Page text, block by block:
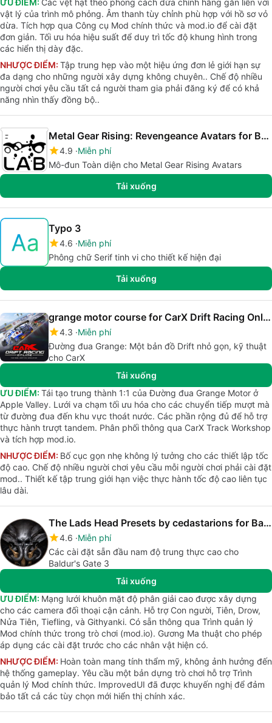
ƯU ĐIỂM: Các vệt hạt theo phong cách dừa chính hãng gắn liền với
vật lý của trình mô phỏng. Âm thanh tùy chỉnh phù hợp với hồ sơ vỏ
dừa. Tích hợp qua Công cụ Mod chính thức và mod.io để cài đặt
đơn giản. Tối ưu hóa hiệu suất để duy trì tốc độ khung hình trong
các hiển thị dày đặc.
NHƯỢC ĐIỂM: Tập trung hẹp vào một hiệu ứng đơn lẻ giới hạn sự
đa dạng cho những người xây dựng không chuyên.. Chế độ nhiều
người chơi yêu cầu tất cả người tham gia phải đăng ký để có khả
năng nhìn thấy đồng bộ..
Metal Gear Rising: Revengeance Avatars for Bonelab
4.9 Miễn phí
Mô-đun Toàn diện cho Metal Gear Rising Avatars
Tải xuống
Typo 3
4.6 Miễn phí
Phông chữ Serif tinh vi cho thiết kế hiện đại
Tải xuống
grange motor course for CarX Drift Racing Online
4.3 Miễn phí
Đường đua Grange: Một bản đồ Drift nhỏ gọn, kỹ thuật
cho CarX
Tải xuống
ƯU ĐIỂM: Tái tạo trung thành 1:1 của Đường đua Grange Motor ở
Apple Valley. Lưới va chạm tối ưu hóa cho các chuyển tiếp mượt mà
từ đường đua đến khu vực thoát nước. Các phần rộng đủ để hỗ trợ
thực hành trượt tandem. Phân phối thông qua CarX Track Workshop
và tích hợp mod.io.
NHƯỢC ĐIỂM: Bố cục gọn nhẹ không lý tưởng cho các thiết lập tốc
độ cao. Chế độ nhiều người chơi yêu cầu mỗi người chơi phải cài đặt
mod.. Thiết kế tập trung giới hạn việc thực hành tốc độ cao liên tục
lâu dài.
The Lads Head Presets by cedastarions for Baldurs Gate 3
4.6 Miễn phí
Các cài đặt sẵn đầu nam độ trung thực cao cho
Baldur's Gate 3
Tải xuống
ƯU ĐIỂM: Mạng lưới khuôn mặt độ phân giải cao được xây dựng
cho các camera đối thoại cận cảnh. Hỗ trợ Con người, Tiên, Drow,
Nửa Tiên, Tiefling, và Githyanki. Có sẵn thông qua Trình quản lý
Mod chính thức trong trò chơi (mod.io). Gương Ma thuật cho phép
áp dụng các cài đặt trước cho các nhân vật hiện có.
NHƯỢC ĐIỂM: Hoàn toàn mang tính thẩm mỹ, không ảnh hưởng đến
hệ thống gameplay. Yêu cầu một bản dựng trò chơi hỗ trợ Trình
quản lý Mod chính thức. ImprovedUI đã được khuyến nghị để đảm
bảo tất cả các tùy chọn mới hiển thị chính xác.